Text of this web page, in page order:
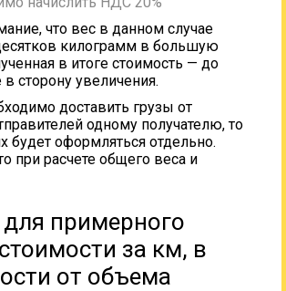
что вес в данном случае
килограмм в большую
в итоге стоимость — до
сторону увеличения.
доставить грузы от
одному получателю, то
будет оформляться отдельно.
при расчете общего веса и
примерного
за км, в
от объема